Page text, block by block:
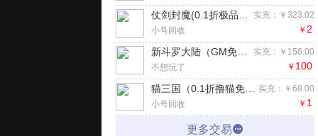
实充：￥323.02
仗剑封魔(0.1折极品侠客任选)H5
小号回收 ￥ 2
实充：￥156.00
新斗罗大陆（GM免费版）手游
不想玩了 ￥ 100
实充：￥68.00
猫三国（0.1折撸猫免费版）H5
小号回收 ￥ 1
更多交易